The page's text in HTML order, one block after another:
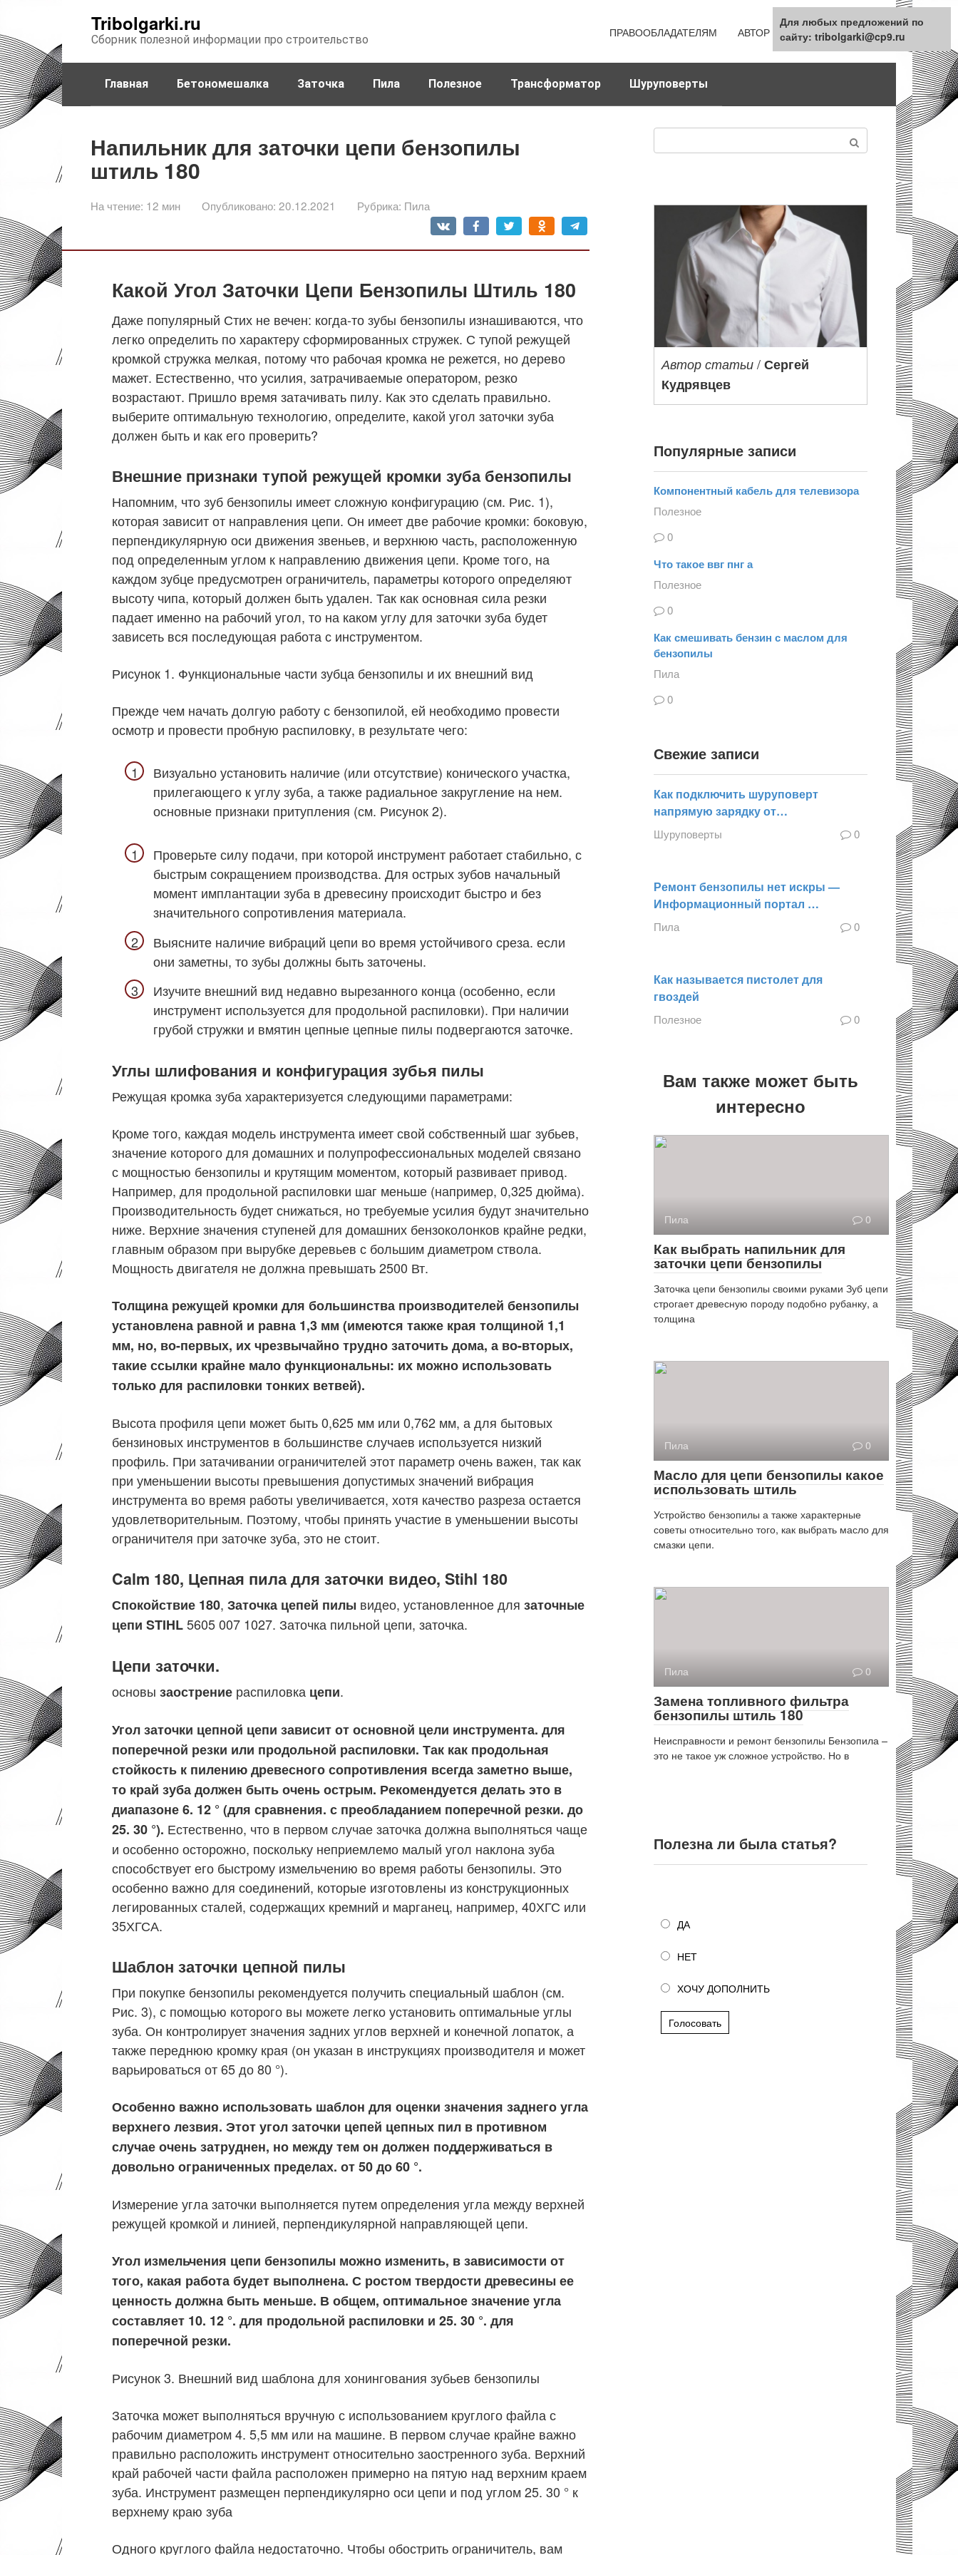
контенту
Tribolgarki.ru
Сборник полезной информации про строительство
ПРАВООБЛАДАТЕЛЯМ АВТОР КАРТА САЙТА
Главная Бетономешалка Заточка Пила Полезное Трансформатор Шуруповерты
Напильник для заточки цепи бензопилы
штиль 180
На чтение: 12 мин Опубликовано: 20.12.2021 Рубрика: Пила
Какой Угол Заточки Цепи Бензопилы Штиль 180
Даже популярный Стих не вечен: когда-то зубы бензопилы изнашиваются, что
легко определить по характеру сформированных стружек. С тупой режущей
кромкой стружка мелкая, потому что рабочая кромка не режется, но дерево
мажет. Естественно, что усилия, затрачиваемые оператором, резко
возрастают. Пришло время затачивать пилу. Как это сделать правильно.
выберите оптимальную технологию, определите, какой угол заточки зуба
должен быть и как его проверить?
Внешние признаки тупой режущей кромки зуба бензопилы
Напомним, что зуб бензопилы имеет сложную конфигурацию (см. Рис. 1),
которая зависит от направления цепи. Он имеет две рабочие кромки: боковую,
перпендикулярную оси движения звеньев, и верхнюю часть, расположенную
под определенным углом к ​​направлению движения цепи. Кроме того, на
каждом зубце предусмотрен ограничитель, параметры которого определяют
высоту чипа, который должен быть удален. Так как основная сила резки
падает именно на рабочий угол, то на каком углу для заточки зуба будет
зависеть вся последующая работа с инструментом.
Рисунок 1. Функциональные части зубца бензопилы и их внешний вид
Прежде чем начать долгую работу с бензопилой, ей необходимо провести
осмотр и провести пробную распиловку, в результате чего:
Визуально установить наличие (или отсутствие) конического участка,
прилегающего к углу зуба, а также радиальное закругление на нем.
основные признаки притупления (см. Рисунок 2).
Проверьте силу подачи, при которой инструмент работает стабильно, с
быстрым сокращением производства. Для острых зубов начальный
момент имплантации зуба в древесину происходит быстро и без
значительного сопротивления материала.
Выясните наличие вибраций цепи во время устойчивого среза. если
они заметны, то зубы должны быть заточены.
Изучите внешний вид недавно вырезанного конца (особенно, если
инструмент используется для продольной распиловки). При наличии
грубой стружки и вмятин цепные цепные пилы подвергаются заточке.
Углы шлифования и конфигурация зубья пилы
Режущая кромка зуба характеризуется следующими параметрами:
Кроме того, каждая модель инструмента имеет свой собственный шаг зубьев,
значение которого для домашних и полупрофессиональных моделей связано
с мощностью бензопилы и крутящим моментом, который развивает привод.
Например, для продольной распиловки шаг меньше (например, 0,325 дюйма).
Производительность будет снижаться, но требуемые усилия будут значительно
ниже. Верхние значения ступеней для домашних бензоколонков крайне редки,
главным образом при вырубке деревьев с большим диаметром ствола.
Мощность двигателя не должна превышать 2500 Вт.
Толщина режущей кромки для большинства производителей бензопилы
установлена ​​равной и равна 1,3 мм (имеются также края толщиной 1,1
мм, но, во-первых, их чрезвычайно трудно заточить дома, а во-вторых,
такие ссылки крайне мало функциональны: их можно использовать
только для распиловки тонких ветвей).
Высота профиля цепи может быть 0,625 мм или 0,762 мм, а для бытовых
бензиновых инструментов в большинстве случаев используется низкий
профиль. При затачивании ограничителей этот параметр очень важен, так как
при уменьшении высоты превышения допустимых значений вибрация
инструмента во время работы увеличивается, хотя качество разреза остается
удовлетворительным. Поэтому, чтобы принять участие в уменьшении высоты
ограничителя при заточке зуба, это не стоит.
Calm 180, Цепная пила для заточки видео, Stihl 180
Спокойствие 180, Заточка цепей пилы видео, установленное для заточные
цепи STIHL5605 007 1027. Заточка пильной цепи, заточка.
Цепи заточки.
основы заострение распиловка цепи.
Угол заточки цепной цепи зависит от основной цели инструмента. для
поперечной резки или продольной распиловки. Так как продольная
стойкость к пилению древесного сопротивления всегда заметно выше,
то край зуба должен быть очень острым. Рекомендуется делать это в
диапазоне 6. 12 ° (для сравнения. с преобладанием поперечной резки. до
25. 30 °). Естественно, что в первом случае заточка должна выполняться чаще
и особенно осторожно, поскольку неприемлемо малый угол наклона зуба
способствует его быстрому измельчению во время работы бензопилы. Это
особенно важно для соединений, которые изготовлены из конструкционных
легированных сталей, содержащих кремний и марганец, например, 40ХГС или
35ХГСА.
Шаблон заточки цепной пилы
При покупке бензопилы рекомендуется получить специальный шаблон (см.
Рис. 3), с помощью которого вы можете легко установить оптимальные углы
зуба. Он контролирует значения задних углов верхней и конечной лопаток, а
также переднюю кромку края (он указан в инструкциях производителя и может
варьироваться от 65 до 80 °).
Особенно важно использовать шаблон для оценки значения заднего угла
верхнего лезвия. Этот угол заточки цепей цепных пил в противном
случае очень затруднен, но между тем он должен поддерживаться в
довольно ограниченных пределах. от 50 до 60 °.
Измерение угла заточки выполняется путем определения угла между верхней
режущей кромкой и линией, перпендикулярной направляющей цепи.
Угол измельчения цепи бензопилы можно изменить, в зависимости от
того, какая работа будет выполнена. С ростом твердости древесины ее
ценность должна быть меньше. В общем, оптимальное значение угла
составляет 10. 12 °. для продольной распиловки и 25. 30 °. для
поперечной резки.
Рисунок 3. Внешний вид шаблона для хонингования зубьев бензопилы
Заточка может выполняться вручную с использованием круглого файла с
рабочим диаметром 4. 5,5 мм или на машине. В первом случае крайне важно
правильно расположить инструмент относительно заостренного зуба. Верхний
край рабочей части файла расположен примерно на пятую над верхним краем
зуба. Инструмент размещен перпендикулярно оси цепи и под углом 25. 30 ° к
верхнему краю зуба
Одного круглого файла недостаточно. Чтобы обострить ограничитель, вам
Автор статьи /Сергей
Кудрявцев
Популярные записи
Компонентный кабель для телевизора
Полезное
0
Что такое ввг пнг а
Полезное
0
Как смешивать бензин с маслом для
бензопилы
Пила
0
Свежие записи
Как подключить шуруповерт
напрямую зарядку от…
Шуруповерты 0
Ремонт бензопилы нет искры —
Информационный портал …
Пила 0
Как называется пистолет для
гвоздей
Полезное 0
Вам также может быть
интересно
Пила 0
Как выбрать напильник для
заточки цепи бензопилы
Заточка цепи бензопилы своими руками Зуб цепи
строгает древесную породу подобно рубанку, а
толщина
Пила 0
Масло для цепи бензопилы какое
использовать штиль
Устройство бензопилы а также характерные
советы относительно того, как выбрать масло для
смазки цепи.
Пила 0
Замена топливного фильтра
бензопилы штиль 180
Неисправности и ремонт бензопилы Бензопила –
это не такое уж сложное устройство. Но в
Полезна ли была статья?
ДА
НЕТ
ХОЧУ ДОПОЛНИТЬ
Голосовать
Для любых предложений по
сайту: tribolgarki@cp9.ru